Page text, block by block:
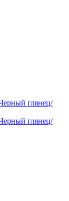
глянец/
глянец/